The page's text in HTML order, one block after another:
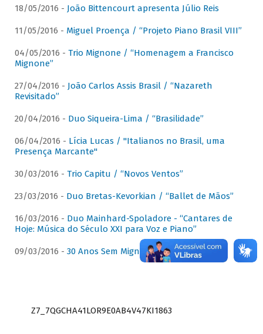
18/05/2016 - João Bittencourt apresenta Júlio Reis
11/05/2016 - Miguel Proença / “Projeto Piano Brasil VIII”
04/05/2016 - Trio Mignone / “Homenagem a Francisco
Mignone”
27/04/2016 - João Carlos Assis Brasil / “Nazareth
Revisitado”
20/04/2016 - Duo Siqueira-Lima / “Brasilidade”
06/04/2016 - Lícia Lucas / "Italianos no Brasil, uma
Presença Marcante"
30/03/2016 - Trio Capitu / “Novos Ventos”
23/03/2016 - Duo Bretas-Kevorkian / “Ballet de Mãos”
16/03/2016 - Duo Mainhard-Spoladore - “Cantares de
Hoje: Música do Século XXI para Voz e Piano”
09/03/2016 - 30 Anos Sem Mignone
Z7_7QGCHA41LOR9E0AB4V47KI1863